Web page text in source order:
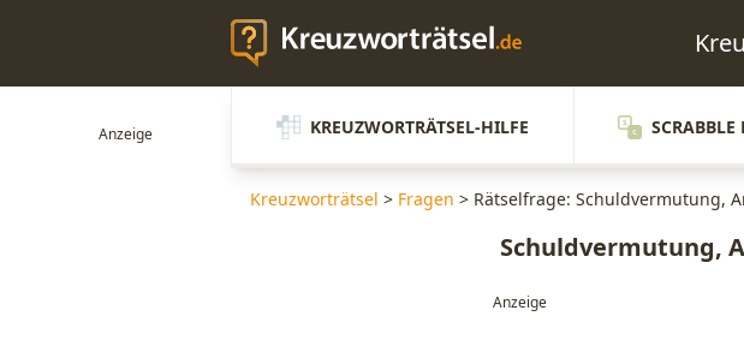
KREUZWORTRÄTSEL-HILFE SCRABBLE
Kreuzworträtsel > Fragen > Rätselfrage: Schuldvermutung,
Schuldvermutung,